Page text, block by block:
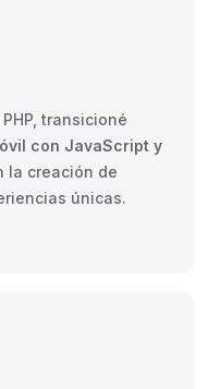
transicioné
con JavaScript y
la creación de
únicas.